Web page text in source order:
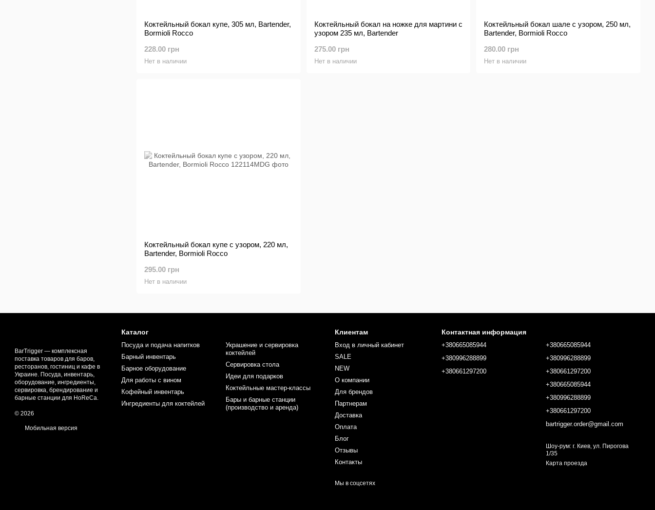
Коктейльный бокал купе, 305 мл, Bartender,
Bormioli Rocco
228.00 грн
Нет в наличии
Коктейльный бокал на ножке для мартини с
узором 235 мл, Bartender
275.00 грн
Нет в наличии
Коктейльный бокал шале с узором, 250 мл,
Bartender, Bormioli Rocco
280.00 грн
Нет в наличии
Коктейльный бокал купе с узором, 220 мл,
Bartender, Bormioli Rocco
295.00 грн
Нет в наличии
BarTrigger — комплексная
поставка товаров для баров,
ресторанов, гостиниц и кафе в
Украине. Посуда, инвентарь,
оборудование, ингредиенты,
сервировка, брендирование и
барные станции для HoReCa.
© 2026
Мобильная версия
Каталог
Посуда и подача напитков
Барный инвентарь
Барное оборудование
Для работы с вином
Кофейный инвентарь
Ингредиенты для коктейлей
Украшение и сервировка
коктейлей
Сервировка стола
Идеи для подарков
Коктейльные мастер-классы
Бары и барные станции
(производство и аренда)
Клиентам
Вход в личный кабинет
SALE
NEW
О компании
Для брендов
Партнерам
Доставка
Оплата
Блог
Отзывы
Контакты
Мы в соцсетях
Контактная информация
+380665085944
+380996288899
+380661297200
+380665085944
+380996288899
+380661297200
+380665085944
+380996288899
+380661297200
bartrigger.order@gmail.com
Шоу-рум: г. Киев, ул. Пирогова
1/35
Карта проезда